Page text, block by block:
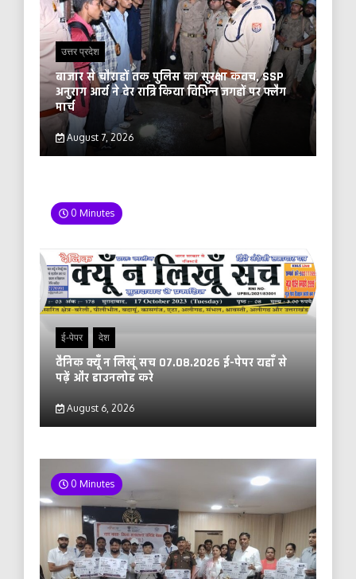
उत्तर प्रदेश
बाजार से चौराहों तक पुलिस का सुरक्षा कवच, SSP
अनुराग आर्य ने देर रात्रि किया विभिन्न जगहों पर फ्लैग
मार्च
August 7, 2026
0 Minutes
ई-पेपर देश
दैनिक क्यूँ न लिखूं सच 07.08.2026 ई-पेपर यहाँ से
पढ़ें और डाउनलोड करे
August 6, 2026
0 Minutes